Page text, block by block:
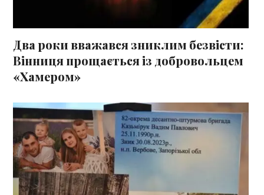
Два роки вважався зниклим безвісти:
Вінниця прощається із добровольцем
«Хамером»